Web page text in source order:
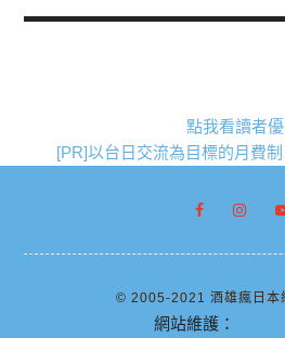
點我看讀者
[PR]以台日交流為目標的月費
© 2005-2021 酒雄瘋日本
網站維護：